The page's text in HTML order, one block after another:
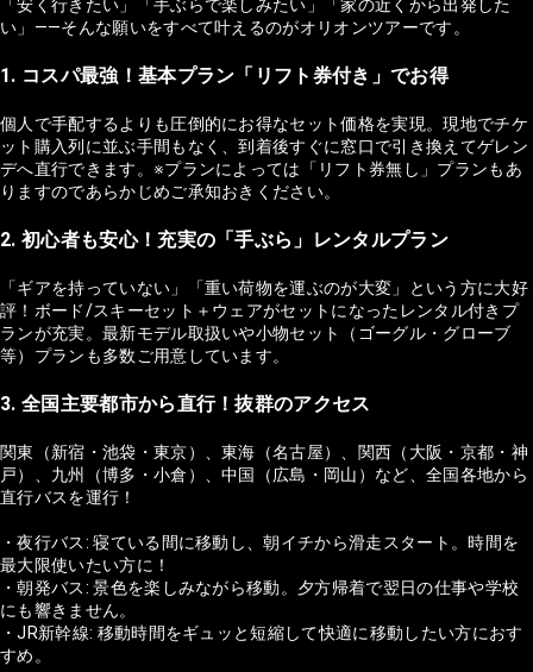
「安く行きたい」「手ぶらで楽しみたい」「家の近くから出発した
い」——そんな願いをすべて叶えるのがオリオンツアーです。
1. コスパ最強！基本プラン「リフト券付き」でお得
個人で手配するよりも圧倒的にお得なセット価格を実現。現地でチケ
ット購入列に並ぶ手間もなく、到着後すぐに窓口で引き換えてゲレン
デへ直行できます。※プランによっては「リフト券無し」プランもあ
りますのであらかじめご承知おきください。
2. 初心者も安心！充実の「手ぶら」レンタルプラン
「ギアを持っていない」「重い荷物を運ぶのが大変」という方に大好
評！ボード/スキーセット＋ウェアがセットになったレンタル付きプ
ランが充実。最新モデル取扱いや小物セット（ゴーグル・グローブ
等）プランも多数ご用意しています。
3. 全国主要都市から直行！抜群のアクセス
関東（新宿・池袋・東京）、東海（名古屋）、関西（大阪・京都・神
戸）、九州（博多・小倉）、中国（広島・岡山）など、全国各地から
直行バスを運行！
・夜行バス: 寝ている間に移動し、朝イチから滑走スタート。時間を
最大限使いたい方に！
・朝発バス: 景色を楽しみながら移動。夕方帰着で翌日の仕事や学校
にも響きません。
・JR新幹線: 移動時間をギュッと短縮して快適に移動したい方におす
すめ。